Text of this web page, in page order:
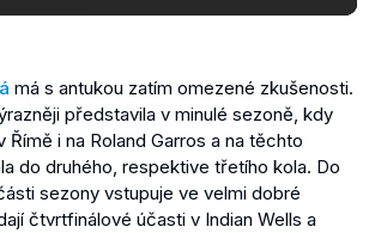
má s antukou zatím omezené zkušenosti.
představila v minulé sezoně, kdy
Římě i na Roland Garros a na těchto
do druhého, respektive třetího kola. Do
sezony vstupuje ve velmi dobré
čtvrtfinálové účasti v Indian Wells a